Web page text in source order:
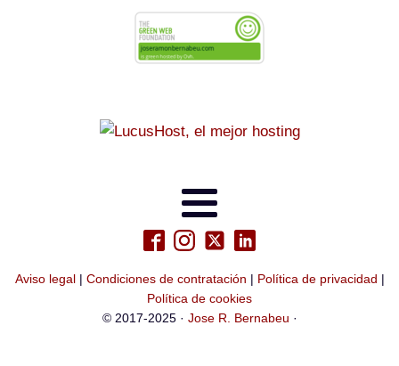
Aviso legal| Condiciones de contratación | Política de privacidad |
Política de cookies
© 2017-2025 · Jose R. Bernabeu ·